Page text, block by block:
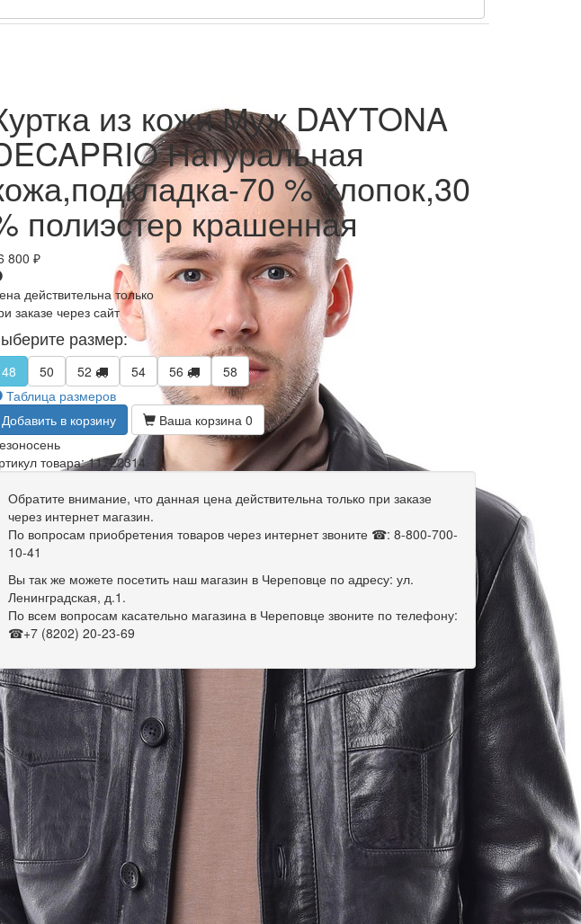
из кожи Муж DAYTONA
Натуральная
70 % хлопок,30
полиэстер крашенная
800 ₽
действительна только
заказе через сайт
размер:
48 50 52 54 56
58
Таблица размеров
Добавить в корзину
Ваша корзина 0
осень
товара: 11722314
Обратите внимание, что данная цена действительна только при заказе
через интернет магазин.
По вопросам приобретения товаров через интернет звоните ☎: 8-800-700-
10-41
Вы так же можете посетить наш магазин в Череповце по адресу: ул.
Ленинградская, д.1.
По всем вопросам касательно магазина в Череповце звоните по телефону:
☎+7 (8202) 20-23-69